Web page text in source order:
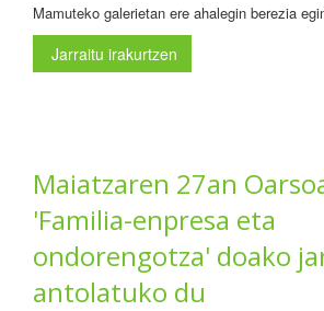
Mamuteko galerietan ere ahalegin berezia
Jarraitu irakurtzen
Maiatzaren 27an
'Familia-enpresa eta
ondorengotza' doako
antolatuko du